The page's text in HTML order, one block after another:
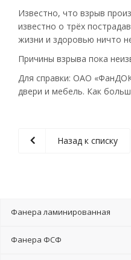
Известно, что взрыв
известно о трёх
жизни и здоровью ничто
Причины взрыва пока
Для справки: ОАО
двери и мебель. Как
Назад к списку
Фанера ламинированная
Фанера ФСФ